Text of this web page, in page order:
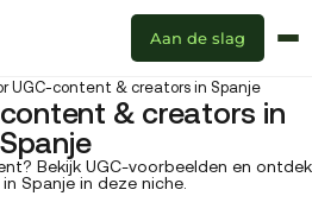
Aan de slag
UGC-content & creators in Spanje
& creators in
Spanje
Bekijk UGC-voorbeelden en ontdek
Spanje in deze niche.